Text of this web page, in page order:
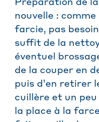
Préparation de
nouvelle : comme
farcie, pas besoin
suffit de la
éventuel
de la couper en
puis d’en retirer
cuillère et un
la place à la